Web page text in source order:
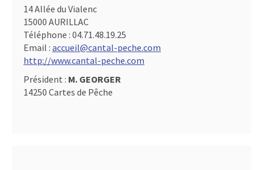
14 Allée du Vialenc
15000 AURILLAC
Téléphone : 04.71.48.19.25
Email : accueil@cantal-peche.com
http://www.cantal-peche.com
Président : M. GEORGER
14250 Cartes de Pêche